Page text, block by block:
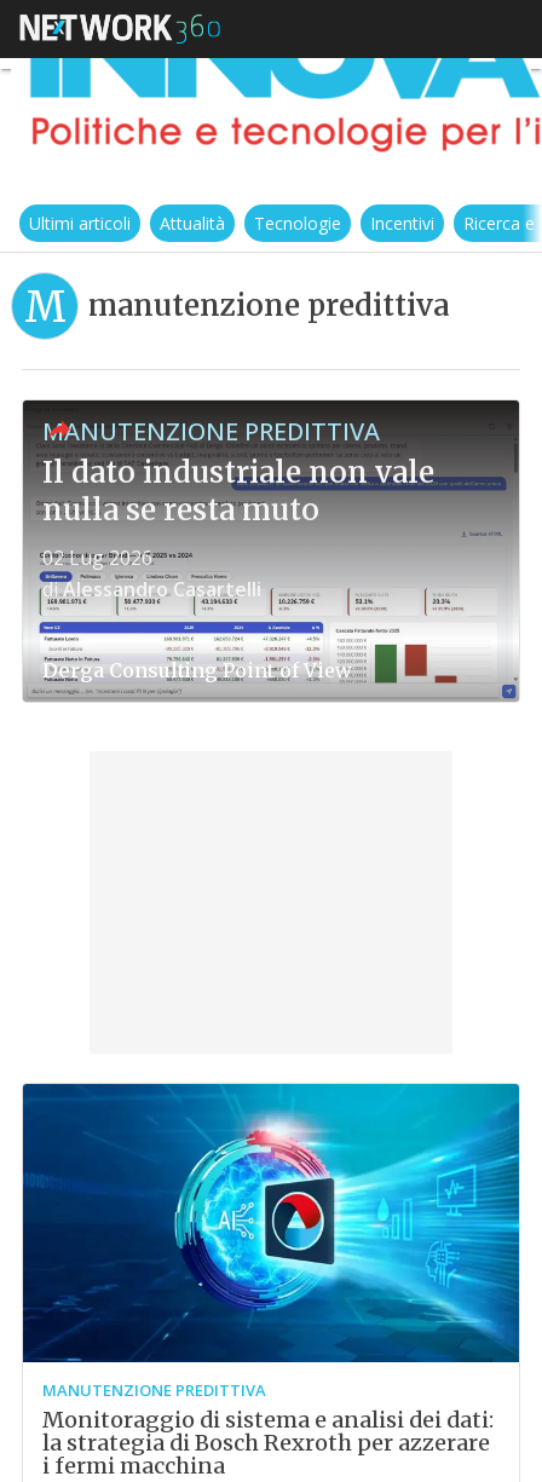
Ultimi articoli Attualità Tecnologie Incentivi Ricerca
M manutenzione predittiva
MANUTENZIONE PREDITTIVA
Il dato industriale non vale
nulla se resta muto
02 Lug 2026
diAlessandro Casartelli
Derga ConsultingPoint of View
MANUTENZIONE PREDITTIVA
Monitoraggio di sistema e analisi dei dati:
la strategia di Bosch Rexroth per azzerare
i fermi macchina